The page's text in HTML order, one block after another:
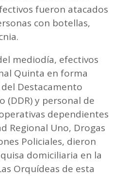
fueron atacados
con botellas,
mediodía, efectivos
Quinta en forma
Destacamento
(DDR) y personal de
dependientes
Regional Uno, Drogas
Policiales, dieron
domiciliaria en la
Orquídeas de esta